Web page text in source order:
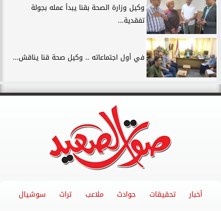
وكيل وزارة الصحة بقنا يبدأ عمله بجولة
تفقدية...
في أول اجتماعاته .. وكيل صحة قنا يناقش...
أخبار تحقيقات حوادث ملاعب تراث سوشيال